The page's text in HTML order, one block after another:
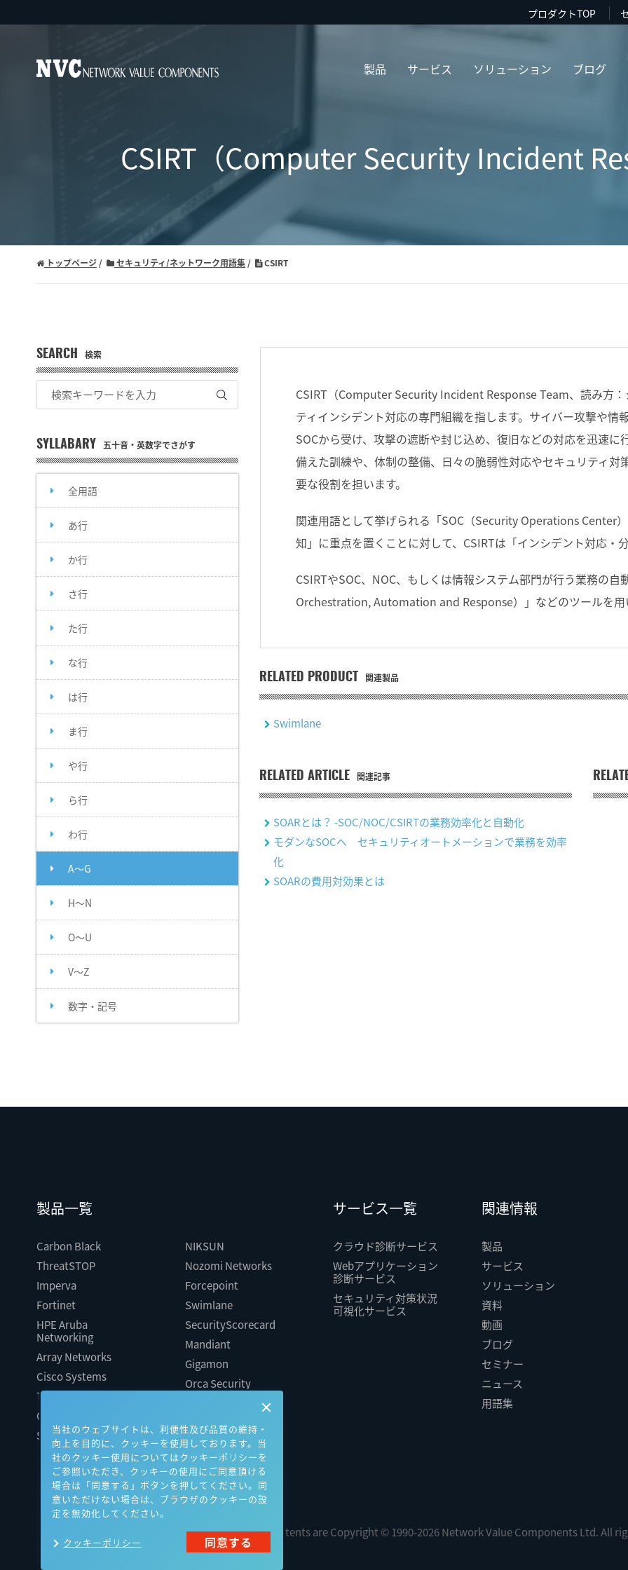
プロダクトTOP
製品 サービス ソリューション ブログ
CSIRT（Computer Security Incident
トップページ セキュリティ/ネットワーク用語集 CSIRT
SEARCH 検索
SYLLABARY 五十音・英数字でさがす
全用語
あ行
か行
さ行
た行
な行
は行
ま行
や行
ら行
わ行
A～G
H～N
O～U
V～Z
数字・記号
CSIRT（Computer Security Incident Response Team、読み方
ティインシデント対応の専門組織を指します。サイバー攻撃や情
SOCから受け、攻撃の遮断や封じ込め、復旧などの対応を迅速
備えた訓練や、体制の整備、日々の脆弱性対応やセキュリティ
要な役割を担います。
関連用語として挙げられる「SOC（Security Operations Center
知」に重点を置くことに対して、CSIRTは「インシデント対応・
CSIRTやSOC、NOC、もしくは情報システム部門が行う業務の
Orchestration, Automation and Response）」などのツールを用
RELATED PRODUCT 関連製品
Swimlane
RELATED ARTICLE 関連記事
SOARとは？ -SOC/NOC/CSIRTの業務効率化と自動化
モダンなSOCへ セキュリティオートメーションで業務を効率
化
SOARの費用対効果とは
製品一覧
Carbon Black
ThreatSTOP
Imperva
Fortinet
HPE Aruba
Networking
Array Networks
Cisco Systems
Trellix（旧FireEye）
Cato Networks
Silverfort
NIKSUN
Nozomi Networks
Forcepoint
Swimlane
SecurityScorecard
Mandiant
Gigamon
Orca Security
Cloudbase
サービス一覧
クラウド診断サービス
Webアプリケーション
診断サービス
セキュリティ対策状況
可視化サービス
関連情報
製品
サービス
ソリューション
資料
動画
ブログ
セミナー
ニュース
用語集
All contents are Copyright © 1990-2026 Network Value Components Ltd. All
当社のウェブサイトは、利便性及び品質の維持・
向上を目的に、クッキーを使用しております。当
社のクッキー使用についてはクッキーポリシーを
ご参照いただき、クッキーの使用にご同意頂ける
場合は「同意する」ボタンを押してください。同
意いただけない場合は、ブラウザのクッキーの設
定を無効化してください。
クッキーポリシー 同意する